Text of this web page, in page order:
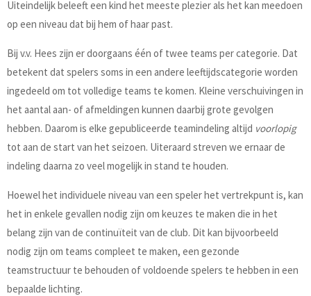
Uiteindelijk beleeft een kind het meeste plezier als het kan meedoen
op een niveau dat bij hem of haar past.
Bij v.v. Hees zijn er doorgaans één of twee teams per categorie. Dat
betekent dat spelers soms in een andere leeftijdscategorie worden
ingedeeld om tot volledige teams te komen. Kleine verschuivingen in
het aantal aan- of afmeldingen kunnen daarbij grote gevolgen
hebben. Daarom is elke gepubliceerde teamindeling altijd voorlopig
tot aan de start van het seizoen. Uiteraard streven we ernaar de
indeling daarna zo veel mogelijk in stand te houden.
Hoewel het individuele niveau van een speler het vertrekpunt is, kan
het in enkele gevallen nodig zijn om keuzes te maken die in het
belang zijn van de continuïteit van de club. Dit kan bijvoorbeeld
nodig zijn om teams compleet te maken, een gezonde
teamstructuur te behouden of voldoende spelers te hebben in een
bepaalde lichting.